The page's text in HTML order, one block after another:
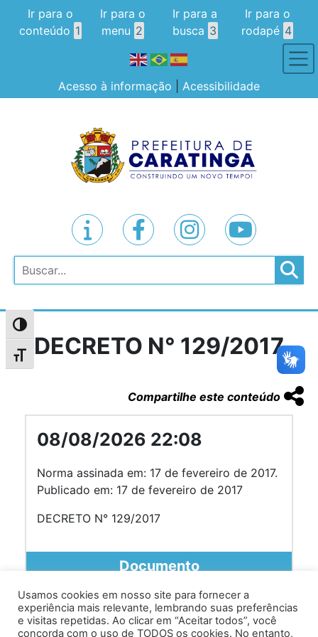
Alternar alto contraste
Alternar tamanho da fonte
Ir para o
conteúdo 1
Ir para o
menu 2
Ir para a
busca 3
Ir para o
rodapé 4
Acesso à informação Acessibilidade
Pesquisar
DECRETO N° 129/2017
Compartilhe este conteúdo
08/08/2026 22:08
Norma assinada em: 17 de fevereiro de 2017.
Publicado em: 17 de fevereiro de 2017
DECRETO N° 129/2017
Documento
Usamos cookies em nosso site para fornecer a
experiência mais relevante, lembrando suas preferências
e visitas repetidas. Ao clicar em “Aceitar todos”, você
concorda com o uso de TODOS os cookies. No entanto,